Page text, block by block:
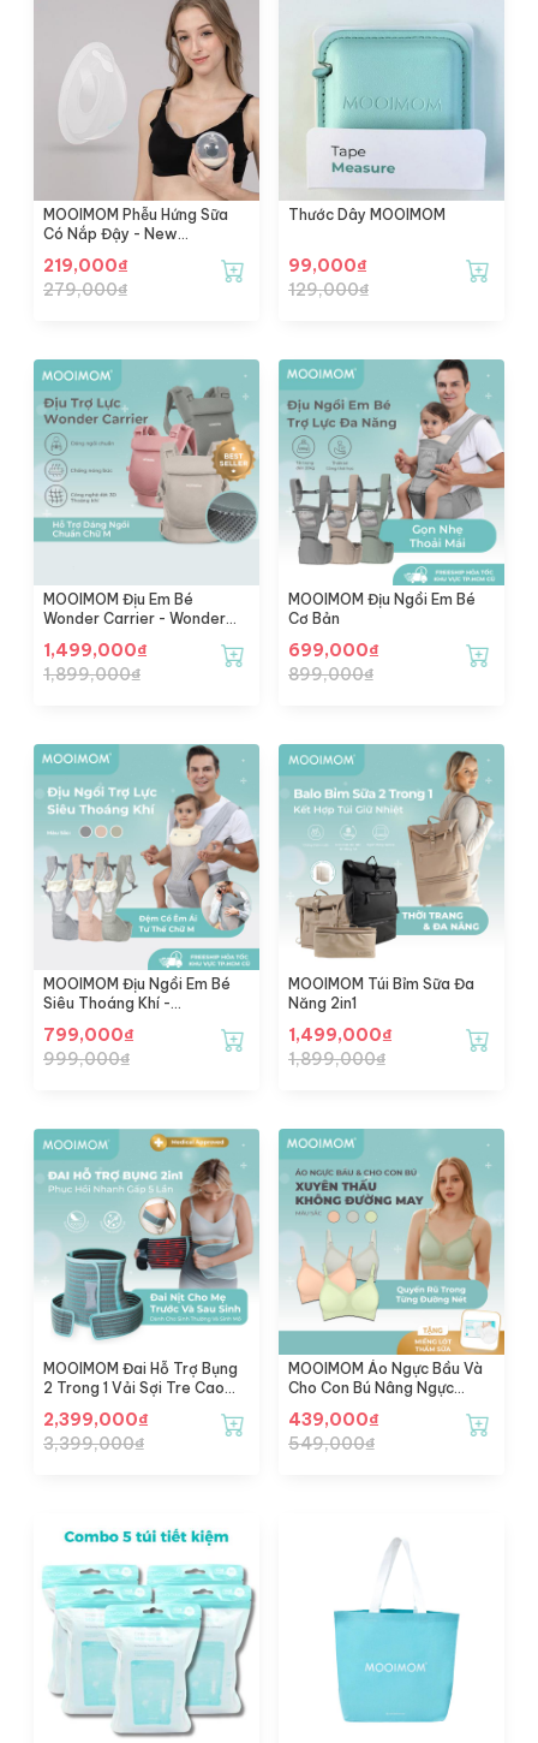
MOOIMOM Phễu Hứng Sữa
Có Nắp Đậy - New
219,000₫
279,000₫
Thước Dây MOOIMOM
99,000₫
129,000₫
MOOIMOM Địu Em Bé
Wonder Carrier - Wonder
1,499,000₫
1,899,000₫
MOOIMOM Địu Ngồi Em Bé
Cơ Bản
699,000₫
899,000₫
MOOIMOM Địu Ngồi Em Bé
Siêu Thoáng Khí -
799,000₫
999,000₫
MOOIMOM Túi Bỉm Sữa Đa
Năng 2in1
1,499,000₫
1,899,000₫
MOOIMOM Đai Hỗ Trợ Bụng
2 Trong 1 Vải Sợi Tre Cao
2,399,000₫
3,399,000₫
MOOIMOM Áo Ngực Bầu Và
Cho Con Bú Nâng Ngực
439,000₫
549,000₫